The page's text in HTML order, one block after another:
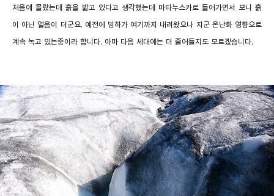
처음에 몰랐는데 흙을 밟고 있다고 생각했는데 마타누스카로 들어가면서 보니 흙
이 아닌 얼음이 더군요. 예전에 빙하가 여기까지 내려왔으나 지군 온난화 영향으로
계속 녹고 있는중이라 합니다. 아마 다음 세대에는 더 줄어들지도 모르겠습니다.